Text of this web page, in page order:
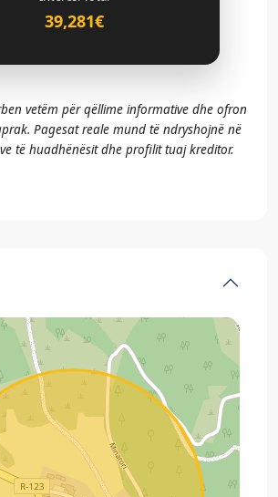
39,281€
vetëm për qëllime informative dhe ofron
Pagesat reale mund të ndryshojnë në
të huadhënësit dhe profilit tuaj kreditor.